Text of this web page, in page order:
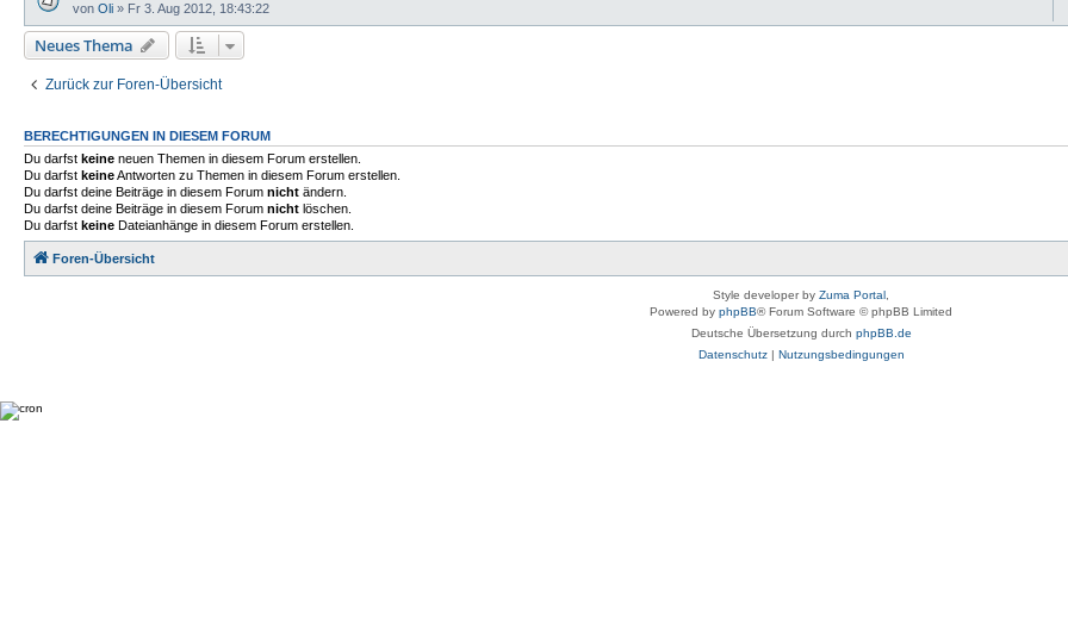
von Oli » Fr 3. Aug 2012, 18:43:22
Neues Thema
Zurück zur Foren-Übersicht
BERECHTIGUNGEN IN DIESEM FORUM
Du darfst keine neuen Themen in diesem Forum erstellen.
Du darfst keineAntworten zu Themen in diesem Forum erstellen.
Du darfst deine Beiträge in diesem Forum nicht ändern.
Du darfst deine Beiträge in diesem Forum nicht löschen.
Du darfst keine Dateianhänge in diesem Forum erstellen.
Foren-Übersicht
Style developer by Zuma Portal
Powered by phpBB® Forum Software © phpBB Limited
Deutsche Übersetzung durch phpBB.de
Datenschutz| Nutzungsbedingungen